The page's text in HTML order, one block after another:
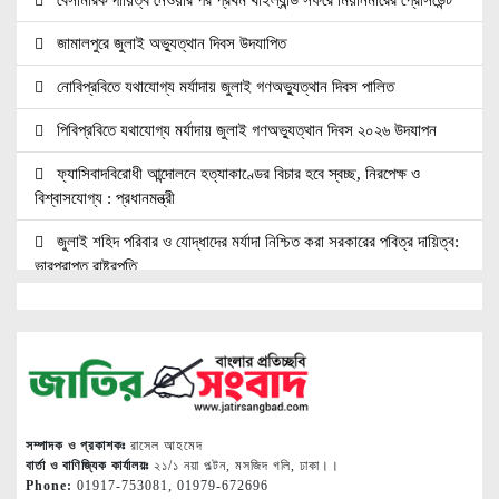
জামালপুরে জুলাই অভ্যুত্থান দিবস উদযাপিত
নোবিপ্রবিতে যথাযোগ্য মর্যাদায় জুলাই গণঅভ্যুত্থান দিবস পালিত
পিবিপ্রবিতে যথাযোগ্য মর্যাদায় জুলাই গণঅভ্যুত্থান দিবস ২০২৬ উদযাপন
ফ্যাসিবাদবিরোধী আন্দোলনে হত্যাকাণ্ডের বিচার হবে স্বচ্ছ, নিরপেক্ষ ও
বিশ্বাসযোগ্য : প্রধানমন্ত্রী
জুলাই শহিদ পরিবার ও যোদ্ধাদের মর্যাদা নিশ্চিত করা সরকারের পবিত্র দায়িত্ব:
ভারপ্রাপ্ত রাষ্ট্রপতি
উচ্চশিক্ষার দ্বার খুলতে ‘ওভারসীজ এডুকেয়ার’ ও ‘এডু উইংস হাব’-এর নতুন
যাত্রা
সাপাহারে তুচ্ছ ঘটনায় দম্পতি কে পিটিয়ে জখম
সম্পাদক ও প্রকাশকঃ রাসেল আহমেদ
বার্তা ও বাণিজ্যিক কার্যালয়ঃ ২১/১ নয়া পল্টন, মসজিদ গলি, ঢাকা।।
Phone: 01917-753081, 01979-672696